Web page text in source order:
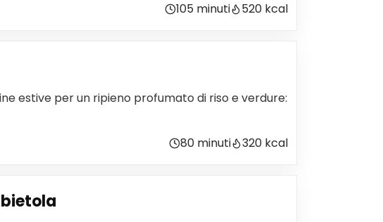
105 minuti 520 kcal
estive per un ripieno profumato di riso e verdure:
80 minuti 320 kcal